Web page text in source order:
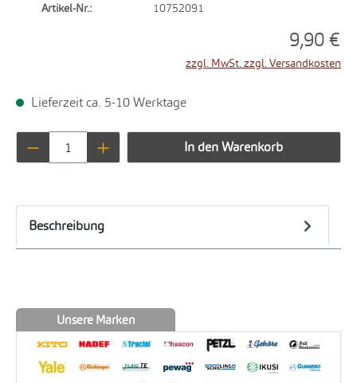
Artikel-Nr.:
10752091
9,90 €
zzgl. MwSt. zzgl. Versandkosten
Lieferzeit ca. 5-10 Werktage
Produkt Anzahl: Gib den gewünschten
In den Warenkorb
Beschreibung
Unsere Marken